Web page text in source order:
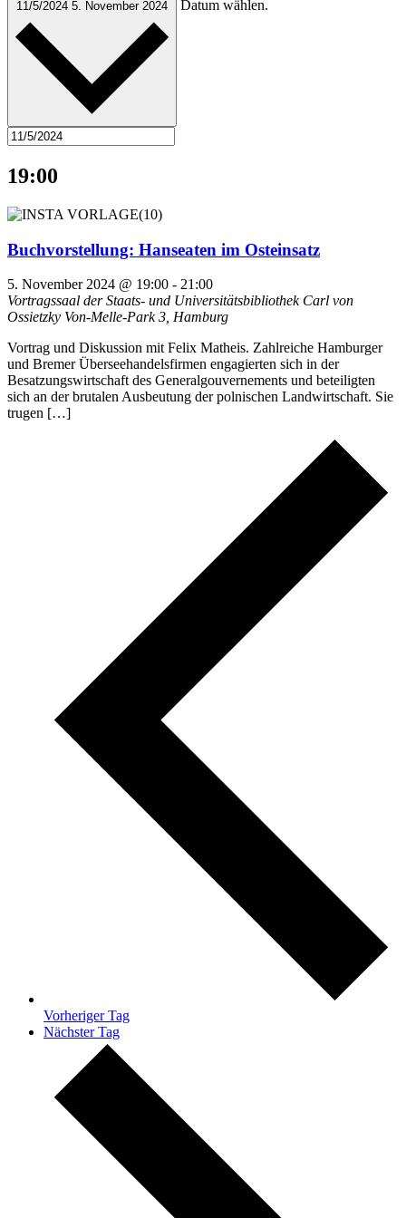
11/5/2024 5. November 2024 Datum wählen.
19:00
Buchvorstellung: Hanseaten im Osteinsatz
5. November 2024 @ 19:00 - 21:00
Vortragssaal der Staats- und Universitätsbibliothek Carl von
Ossietzky Von-Melle-Park 3, Hamburg
Vortrag und Diskussion mit Felix Matheis. Zahlreiche Hamburger
und Bremer Überseehandelsfirmen engagierten sich in der
Besatzungswirtschaft des Generalgouvernements und beteiligten
sich an der brutalen Ausbeutung der polnischen Landwirtschaft. Sie
trugen […]
Vorheriger Tag
Nächster Tag